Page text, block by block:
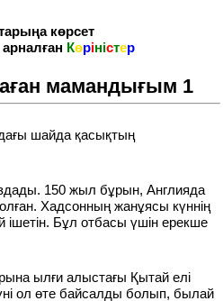
көрсет
Көріністер
мамандығым 1
шайда қасықтың
150 жыл бұрын, Англияда
Хадсонның жанұясы күннің
Бұл отбасы үшін ерекше
ылғи алыстағы Қытай елі
ол өте байсалды болып, былай